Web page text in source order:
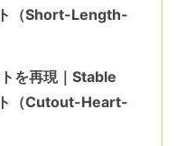
（Short-Length-
を再現｜Stable
（Cutout-Heart-